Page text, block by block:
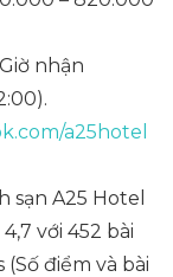
nhận
a25hotel
sạn A25 Hotel
với 452 bài
(Số điểm và bài